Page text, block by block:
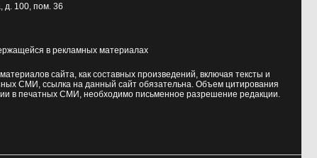
д. 100, пом. 36
в рекламных материалах
сайта, как составных произведений, включая тексты и
СМИ, ссылка на данный сайт обязательна. Объем цитирования
в печатных СМИ, необходимо письменное разрешение редакции.